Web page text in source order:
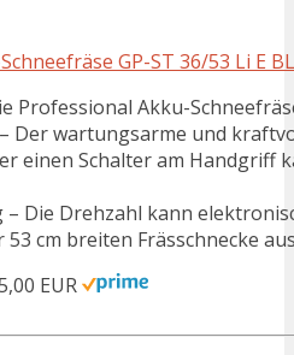
GP-ST 36/53 Li E
Professional Akku-
Der wartungsarme und
einen Schalter am Handgriff
Die Drehzahl kann
cm breiten Frässchnecke
EUR